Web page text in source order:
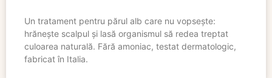
Un tratament pentru părul alb care nu vopsește:
hrănește scalpul și lasă organismul să redea treptat
culoarea naturală. Fără amoniac, testat dermatologic,
fabricat în Italia.